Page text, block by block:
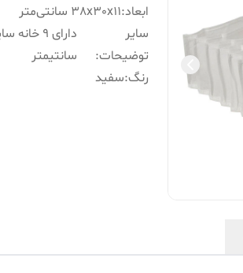
ابعاد:38x30x11 سانتی‌متر
سایر
توضیحات:
سانتیمتر
رنگ:سفید